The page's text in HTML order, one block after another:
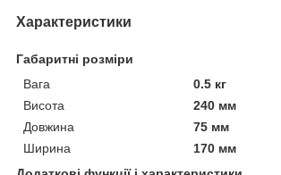
Характеристики
Габаритні розміри
Вага
0.5 кг
Висота
240 мм
Довжина
75 мм
Ширина
170 мм